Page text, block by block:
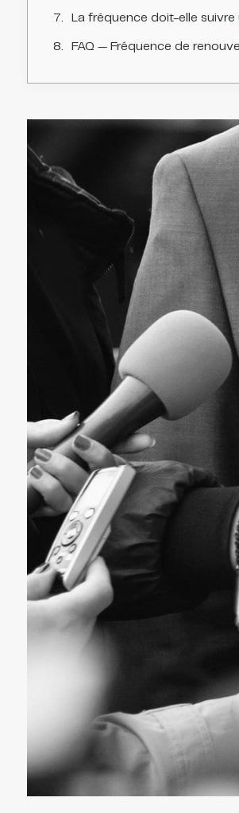
La fréquence doit-elle
FAQ — Fréquence de